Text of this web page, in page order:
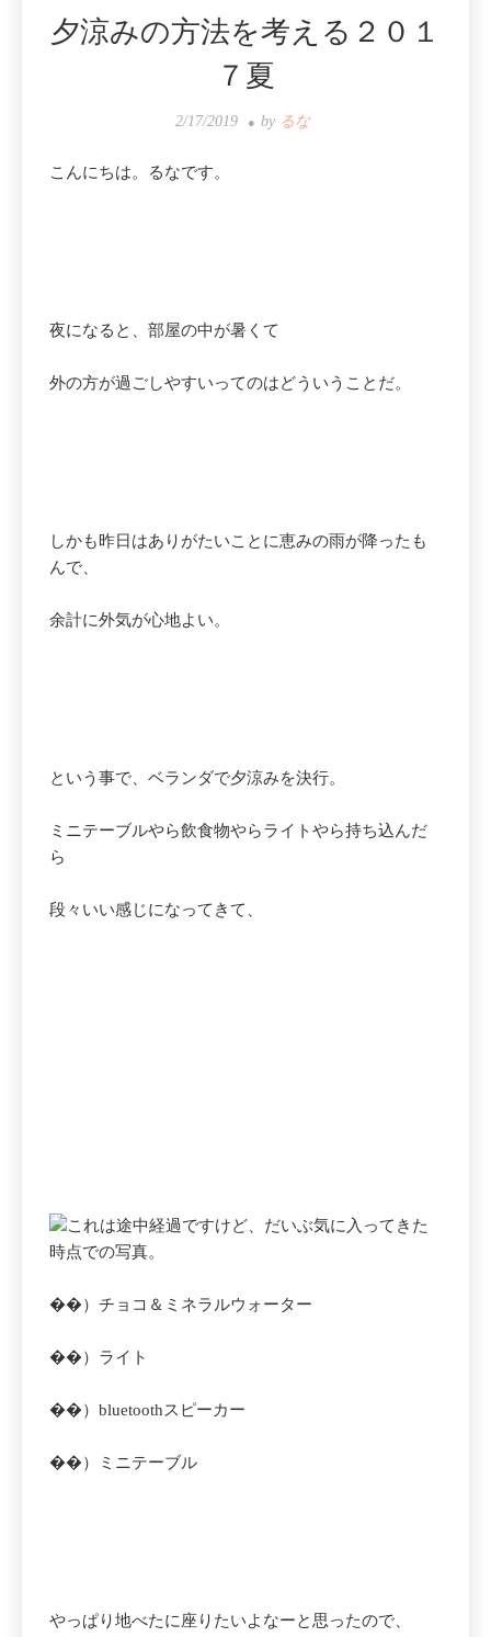
夕涼みの方法を考える２０１
７夏
2/17/2019 by るな
こんにちは。るなです。
夜になると、部屋の中が暑くて
外の方が過ごしやすいってのはどういうことだ。
しかも昨日はありがたいことに恵みの雨が降ったも
んで、
余計に外気が心地よい。
という事で、ベランダで夕涼みを決行。
ミニテーブルやら飲食物やらライトやら持ち込んだ
ら
段々いい感じになってきて、
これは途中経過ですけど、だいぶ気に入ってきた
時点での写真。
��）チョコ＆ミネラルウォーター
��）ライト
��）bluetoothスピーカー
��）ミニテーブル
やっぱり地べたに座りたいよなーと思ったので、